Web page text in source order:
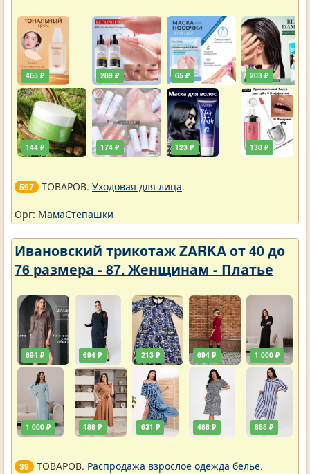
465 ₽
144 ₽
289 ₽
174 ₽
65 ₽
123 ₽
203 ₽
138 ₽
597 ТОВАРОВ. Уходовая для лица.
Орг: МамаСтепашки
Ивановский трикотаж ZARKA от 40 до
76 размера - 87. Женщинам - Платье
694 ₽
1 000 ₽
694 ₽
488 ₽
213 ₽
631 ₽
694 ₽
488 ₽
1 000 ₽
888 ₽
39 ТОВАРОВ. Распродажа взрослое одежда белье.